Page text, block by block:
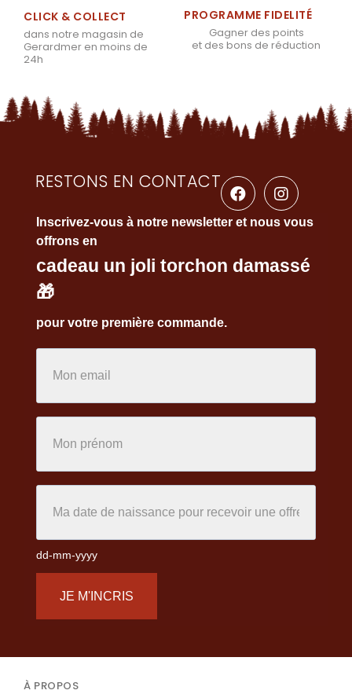
CLICK & COLLECT
dans notre magasin de
Gerardmer en moins de
24h
PROGRAMME FIDELITÉ
Gagner des points
et des bons de réduction
RESTONS EN CONTACT
Inscrivez-vous à notre newsletter et nous vous
offrons en
cadeau un joli torchon damassé
🎁
pour votre première commande.
dd-mm-yyyy
JE M'INCRIS
À PROPOS